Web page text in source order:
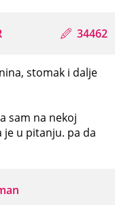
34462
stomak i dalje
sam na nekoj
je u pitanju. pa da